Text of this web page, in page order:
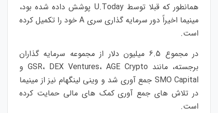
همانطور که قبلا توسط U.Today پوشش داده شده بود،
مینیما اخیراً دور سرمایه گذاری سری A خود را تکمیل کرده
است.
در مجموع 6.5 میلیون دلار از مجموعه سرمایه گذاران
برجسته، مانند GSR، DEX Ventures، AGE Crypto و
SMO Capital جمع آوری شد و وینی لینگهام نیز از مینیما
در تلاش های جمع آوری کمک های مالی حمایت کرده
است.